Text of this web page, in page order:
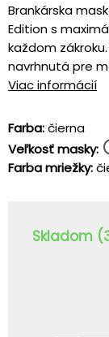
Brankárska
Edition s
každom zákroku.
navrhnutá pre
Viac informácií
Farba:čierna
Veľkosť masky:
Farba mriežky:
Skladom